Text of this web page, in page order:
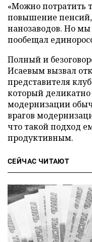
«Можно потратить
повышение пенсий,
нанозаводов. Но мы
пообещал
Полный и
Исаевым вызвал
представителя
который деликатно
модернизации
врагов
что такой подход
продуктивным.
СЕЙЧАС ЧИТАЮТ